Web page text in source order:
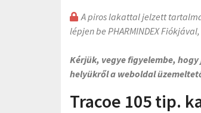
A piros lakattal jelzett
lépjen be PHARMINDEX
Kérjük, vegye figyelembe,
helyükről a weboldal
Tracoe 105 tip.